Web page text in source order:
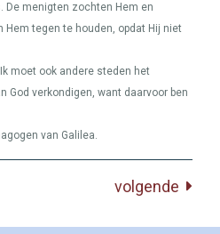
De menigten zochten Hem en
Hem tegen te houden, opdat Hij niet
moet ook andere steden het
God verkondigen, want daarvoor ben
van Galilea.
volgende